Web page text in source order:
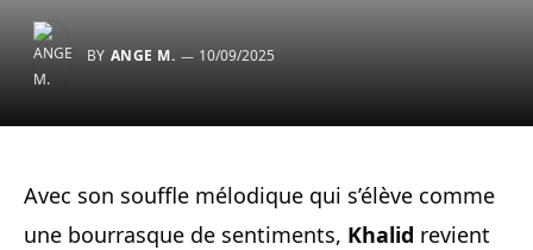
BY ANGE M. 10/09/2025
Avec son souffle mélodique qui s’élève comme
une bourrasque de sentiments, Khalid revient